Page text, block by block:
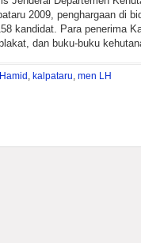
2009, penghargaan di
kandidat. Para penerima
dan buku-buku
, kalpataru, men LH